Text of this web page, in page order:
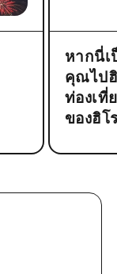
หากนี่เ
คุณไป
ท่องเที่
ของฮิโ